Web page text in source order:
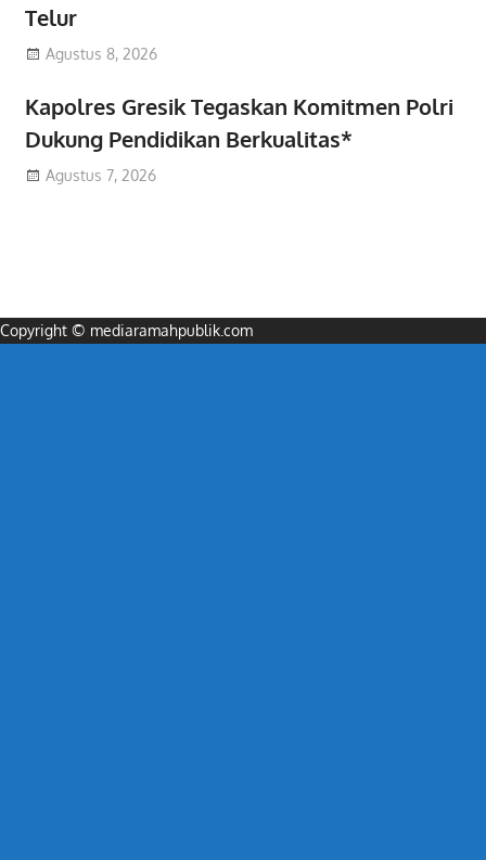
Telur
Agustus 8, 2026
Kapolres Gresik Tegaskan Komitmen Polri
Dukung Pendidikan Berkualitas*
Agustus 7, 2026
Copyright © mediaramahpublik.com